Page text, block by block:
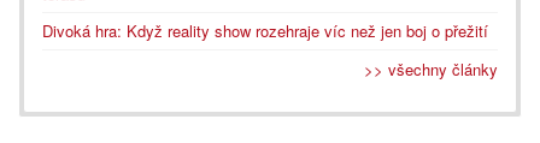
Divoká hra: Když reality show rozehraje víc než jen boj o přežití
>> všechny články